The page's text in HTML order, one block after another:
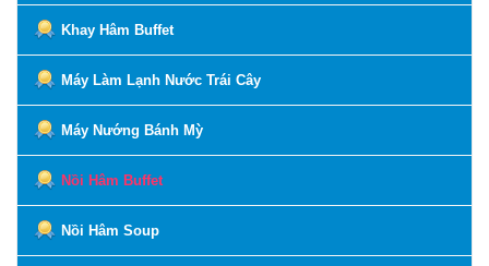
Khay Hâm Buffet
Máy Làm Lạnh Nước Trái Cây
Máy Nướng Bánh Mỳ
Nồi Hâm Buffet
Nồi Hâm Soup